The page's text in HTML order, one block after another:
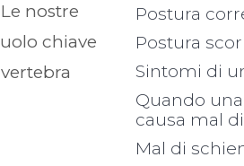
nostre
chiave
Postura
Postura
Sintomi di
Quando
causa mal
Mal di